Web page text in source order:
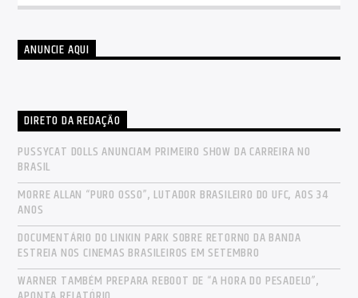
ANUNCIE AQUI
DIRETO DA REDAÇÃO
PUSSYCAT DOLLS ANUNCIAM PRIMEIRO SHOW DA CARREIRA NO
BRASIL
MORRE ALLAN “PURO OSSO”, LUTADOR BRASILEIRO DO UFC, AOS 34
ANOS
DOCUMENTÁRIO DO LINKIN PARK SOBRE RETORNO DA BANDA
ESTREIA NOS CINEMAS BRASILEIROS EM SETEMBRO
WARNER TAMBÉM PREPARA REBOOT DE “A HORA DO PESADELO”,